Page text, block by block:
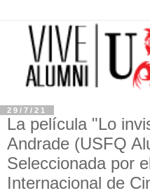
29/7/21
La película "Lo
Andrade (USFQ
Seleccionada por
Internacional de